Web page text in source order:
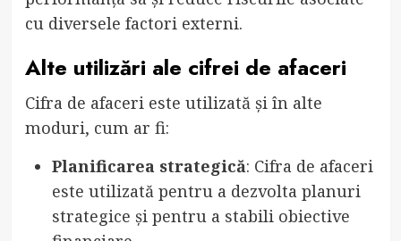
cu diversele factori externi.
Alte utilizări ale cifrei de afaceri
Cifra de afaceri este utilizată și în alte
moduri, cum ar fi:
Planificarea strategică: Cifra de afaceri
este utilizată pentru a dezvolta planuri
strategice și pentru a stabili obiective